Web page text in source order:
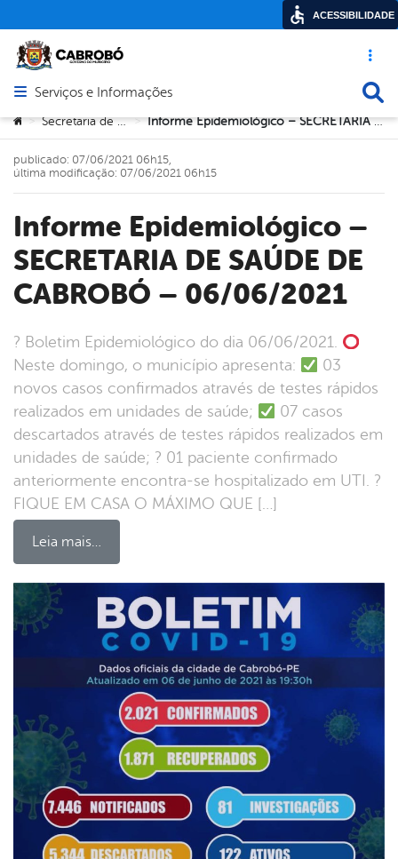
Acesso
Abrir menu principal de navegação
Serviços e Informações
Você está aqui:
> Secretaria de Saúde > Informe Epidemiológico – SECRETARIA DE SAÚDE DE CABROBÓ – 06/06/2021
Informe Epidemiológico –
SECRETARIA DE SAÚDE DE
CABROBÓ – 06/06/2021
? Boletim Epidemiológico do dia 06/06/2021.
Neste domingo, o município apresenta:
03
novos casos confirmados através de testes rápidos
realizados em unidades de saúde;
07 casos
descartados através de testes rápidos realizados em
unidades de saúde; ? 01 paciente confirmado
anteriormente encontra-se hospitalizado em UTI. ?
FIQUE EM CASA O MÁXIMO QUE […]
Leia mais…
publicado: 07/06/2021 06h15,
última modificação: 07/06/2021 06h15
ACESSIBILIDADE